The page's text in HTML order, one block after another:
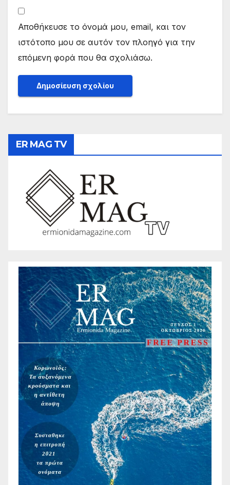
Αποθήκευσε το όνομά μου, email, και τον
ιστότοπο μου σε αυτόν τον πλοηγό για την
επόμενη φορά που θα σχολιάσω.
ER MAG TV